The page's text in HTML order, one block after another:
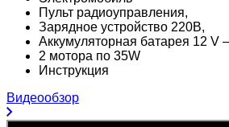
Пульт радиоуправления,
Зарядное устройство 220В,
Аккумуляторная батарея 12 V
2 мотора по 35W
Инструкция
Видеообзор